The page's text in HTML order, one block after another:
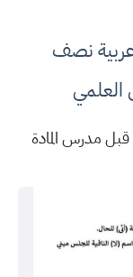
عربية نصف
مدرس المادة